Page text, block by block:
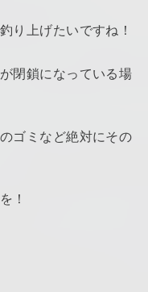
り上げたいですね！
閉鎖になっている場
ゴミなど絶対にその
！